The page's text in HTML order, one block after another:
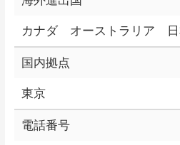
カナダ オーストラリア 日
国内拠点
東京
電話番号